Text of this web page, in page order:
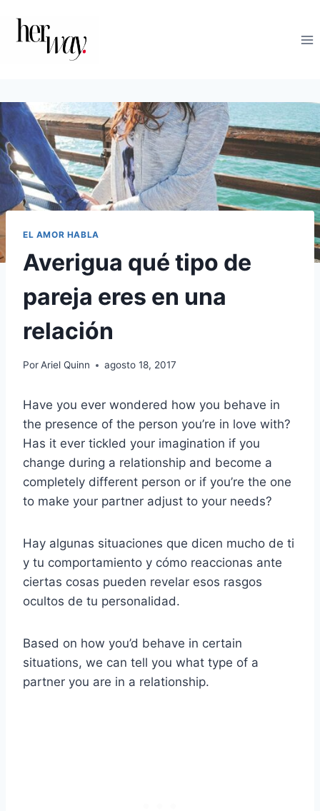
contenido
EL AMOR HABLA
Averigua qué tipo de
pareja eres en una
relación
PorAriel Quinn agosto 18, 2017
Have you ever wondered how you behave in
the presence of the person you’re in love with?
Has it ever tickled your imagination if you
change during a relationship and become a
completely different person or if you’re the one
to make your partner adjust to your needs?
Hay algunas situaciones que dicen mucho de ti
y tu comportamiento y cómo reaccionas ante
ciertas cosas pueden revelar esos rasgos
ocultos de tu personalidad.
Based on how you’d behave in certain
situations, we can tell you what type of a
partner you are in a relationship.